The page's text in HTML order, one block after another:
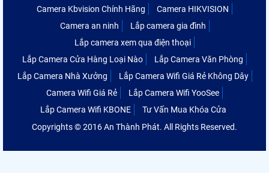
Camera Kbvision Chính Hãng
Camera HIKVISION
Camera an ninh
Lắp camera gia đình
Lắp camera xem qua điện thoại
Lắp Camera Cửa Hàng Loại Nào
Lắp Camera Văn Phòng
Lắp Camera Nhà Xưởng
Lắp Camera Wifi Giá Rẻ Không Dây
Camera Wifi Giá Rẻ
Lắp Camera Wifi YooSee
Lắp Camera Wifi KBONE
Tư Vấn Mua Khóa Cửa
Copyrights © 2016 An Thành Phát. All Rights Reserved.